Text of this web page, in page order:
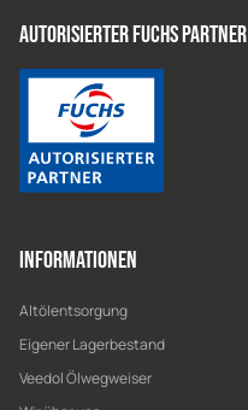
Autorisierter Fuchs Partner
Informationen
Altölentsorgung
Eigener Lagerbestand
Veedol Ölwegweiser